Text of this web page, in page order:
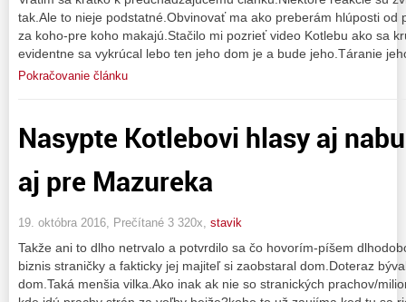
tak.Ale to nieje podstatné.Obvinovať ma ako preberám hlúposti od
za koho-pre koho makajú.Stačilo mi pozrieť video Kotlebu ako sa
evidentne sa vykrúcal lebo ten jeho dom je a bude jeho.Táranie
Pokračovanie článku
Nasypte Kotlebovi hlasy aj
aj pre Mazureka
19. októbra 2016, Prečítané 3 320x, stavik
Takže ani to dlho netrvalo a potvrdilo sa čo hovorím-píšem
biznis straničky a fakticky jej majiteľ si zaobstaral dom.Doteraz
dom.Taká menšia vilka.Ako inak ak nie so stranických prachov/